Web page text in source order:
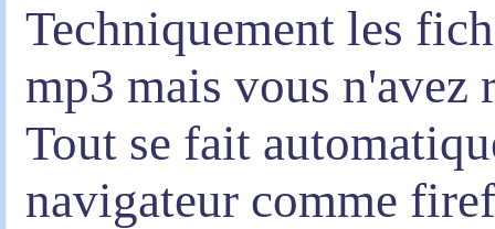
Techniquement les
mp3 mais vous
Tout se fait
navigateur comme